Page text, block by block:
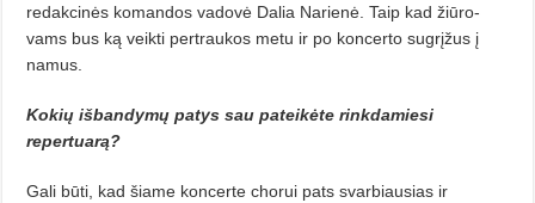
redakcinės komandos va­dovė Dalia Narienė. Taip kad žiūro­
vams bus ką veikti pertraukos metu ir po koncerto sugrįžus į
namus.
Kokių išbandymų patys sau pateikėte rinkdamiesi
repertuarą?
Gali būti, kad šiame koncerte chorui pats svarbiausias ir